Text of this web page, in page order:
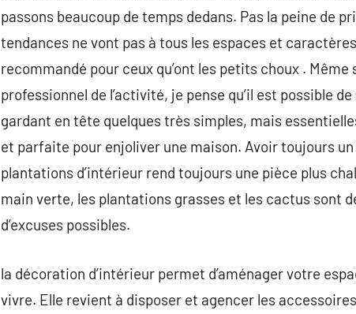
passons beaucoup de temps dedans. Pas la peine de
tendances ne vont pas à tous les espaces et
recommandé pour ceux qu’ont les petits choux .
professionnel de l’activité, je pense qu’il est possible
gardant en tête quelques très simples, mais
et parfaite pour enjoliver une maison. Avoir toujours
plantations d’intérieur rend toujours une pièce plus
main verte, les plantations grasses et les cactus sont
d’excuses possibles.
la décoration d’intérieur permet d’aménager votre
vivre. Elle revient à disposer et agencer les